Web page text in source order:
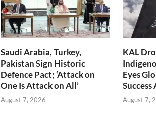
Saudi Arabia, Turkey,
Pakistan Sign Historic
Defence Pact; ‘Attack on
One Is Attack on All’
August 7, 2026
KAL
Eyes
August 7,